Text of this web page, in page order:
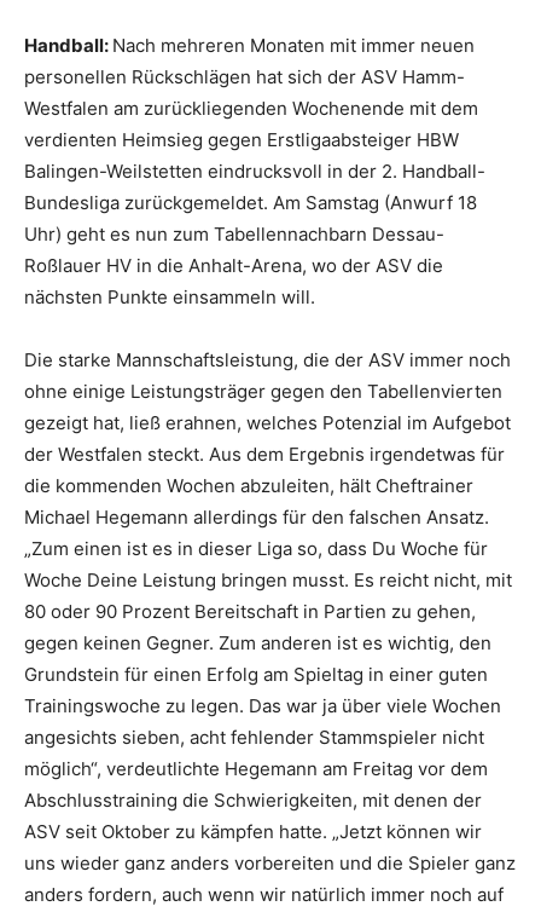
Handball: Nach mehreren Monaten mit immer neuen
personellen Rückschlägen hat sich der ASV Hamm-
Westfalen am zurückliegenden Wochenende mit dem
verdienten Heimsieg gegen Erstligaabsteiger HBW
Balingen-Weilstetten eindrucksvoll in der 2. Handball-
Bundesliga zurückgemeldet. Am Samstag (Anwurf 18
Uhr) geht es nun zum Tabellennachbarn Dessau-
Roßlauer HV in die Anhalt-Arena, wo der ASV die
nächsten Punkte einsammeln will.
Die starke Mannschaftsleistung, die der ASV immer noch
ohne einige Leistungsträger gegen den Tabellenvierten
gezeigt hat, ließ erahnen, welches Potenzial im Aufgebot
der Westfalen steckt. Aus dem Ergebnis irgendetwas für
die kommenden Wochen abzuleiten, hält Cheftrainer
Michael Hegemann allerdings für den falschen Ansatz.
„Zum einen ist es in dieser Liga so, dass Du Woche für
Woche Deine Leistung bringen musst. Es reicht nicht, mit
80 oder 90 Prozent Bereitschaft in Partien zu gehen,
gegen keinen Gegner. Zum anderen ist es wichtig, den
Grundstein für einen Erfolg am Spieltag in einer guten
Trainingswoche zu legen. Das war ja über viele Wochen
angesichts sieben, acht fehlender Stammspieler nicht
möglich“, verdeutlichte Hegemann am Freitag vor dem
Abschlusstraining die Schwierigkeiten, mit denen der
ASV seit Oktober zu kämpfen hatte. „Jetzt können wir
uns wieder ganz anders vorbereiten und die Spieler ganz
anders fordern, auch wenn wir natürlich immer noch auf